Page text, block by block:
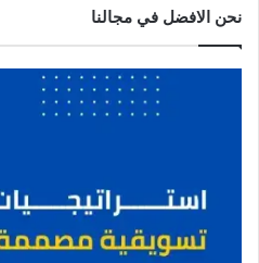
نحن الافضل في مجالنا